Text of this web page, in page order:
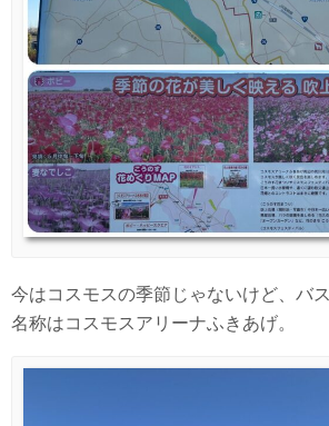
今はコスモスの季節じゃないけど、バ
名称はコスモスアリーナふきあげ。